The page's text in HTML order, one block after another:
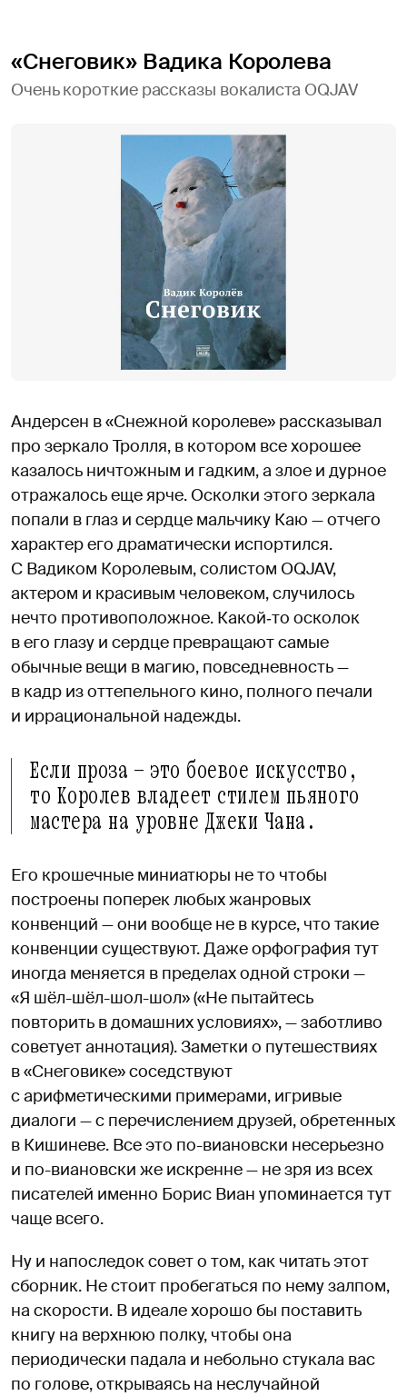
«Снеговик» Вадика Королева
Очень короткие рассказы вокалиста OQJAV
Андерсен в «Снежной королеве» рассказывал
про зеркало Тролля, в котором все хорошее
казалось ничтожным и гадким, а злое и дурное
отражалось еще ярче. Осколки этого зеркала
попали в глаз и сердце мальчику Каю — отчего
характер его драматически испортился.
С Вадиком Королевым, солистом OQJAV,
актером и красивым человеком, случилось
нечто противоположное. Какой‑то осколок
в его глазу и сердце превращают самые
обычные вещи в магию, повседневность —
в кадр из оттепельного кино, полного печали
и иррациональной надежды.
Если проза — это боевое искусство,
то Королев владеет стилем пьяного
мастера на уровне Джеки Чана.
Его крошечные миниатюры не то чтобы
построены поперек любых жанровых
конвенций — они вообще не в курсе, что такие
конвенции существуют. Даже орфография тут
иногда меняется в пределах одной строки —
«Я шёл-шёл-шол-шол» («Не пытайтесь
повторить в домашних условиях», — заботливо
советует аннотация). Заметки о путешествиях
в «Снеговике» соседствуют
с арифметическими примерами, игривые
диалоги — с перечислением друзей, обретенных
в Кишиневе. Все это по-виановски несерьезно
и по-виановски же искренне — не зря из всех
писателей именно Борис Виан упоминается тут
чаще всего.
Ну и напоследок совет о том, как читать этот
сборник. Не стоит пробегаться по нему залпом,
на скорости. В идеале хорошо бы поставить
книгу на верхнюю полку, чтобы она
периодически падала и небольно стукала вас
по голове, открываясь на неслучайной